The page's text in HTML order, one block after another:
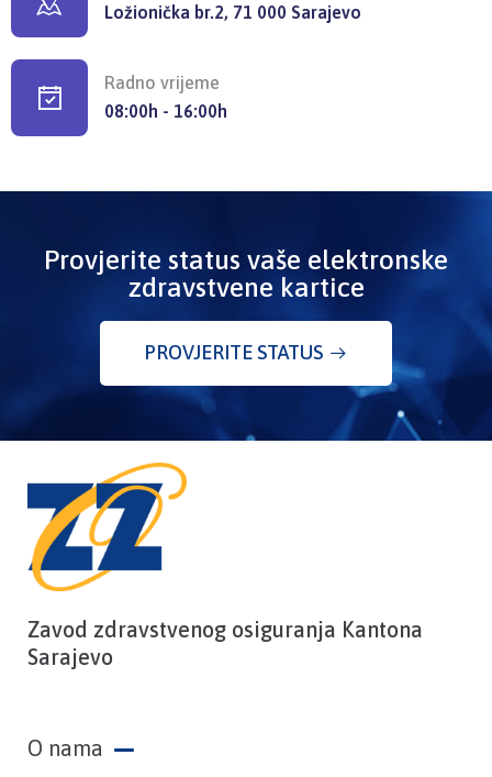
Ložionička br.2, 71 000 Sarajevo
Radno vrijeme
08:00h - 16:00h
Provjerite status vaše elektronske
zdravstvene kartice
PROVJERITE STATUS
Zavod zdravstvenog osiguranja Kantona
Sarajevo
O nama